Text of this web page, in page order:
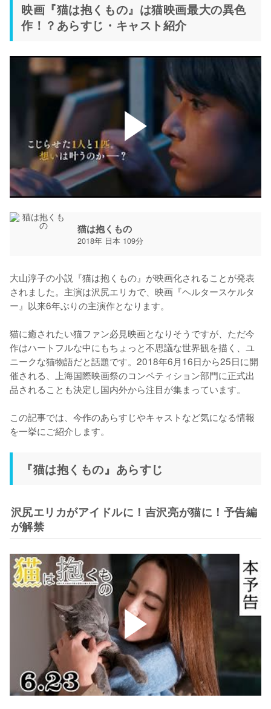
映画『猫は抱くもの』は猫映画最大の異色
作！？あらすじ・キャスト紹介
猫は抱くもの
2018年 日本 109分
大山淳子の小説『猫は抱くもの』が映画化されることが発表
されました。主演は沢尻エリカで、映画『ヘルタースケルタ
ー』以来6年ぶりの主演作となります。
猫に癒されたい猫ファン必見映画となりそうですが、ただ今
作はハートフルな中にもちょっと不思議な世界観を描く、ユ
ニークな猫物語だと話題です。2018年6月16日から25日に開
催される、上海国際映画祭のコンペティション部門に正式出
品されることも決定し国内外から注目が集まっています。
この記事では、今作のあらすじやキャストなど気になる情報
を一挙にご紹介します。
『猫は抱くもの』あらすじ
沢尻エリカがアイドルに！吉沢亮が猫に！予告編
が解禁